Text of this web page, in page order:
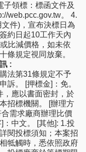
子領標：標函文件及
web.pcc.gov.tw。 4.
件)，宣布決標日為
約日起10工作天內
比減價格，如未依
條規定視同放棄。
:
法第31條規定不予
訴。 [押標金]：免。
，應以書面密封，於
招標機關。 [辦理方
需求廠商辦理比價
中文。 [其他]: 1.投
閱投標須知；本案招
牴觸時，悉依照政府